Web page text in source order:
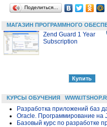
Поделиться…
МАГАЗИН ПРОГРАММНОГО
Zend Guard 1 Year
Subscription
КУРСЫ ОБУЧЕНИЯ
Разработка приложений баз
Oracle. Программирование на
Базовый курс по разработке